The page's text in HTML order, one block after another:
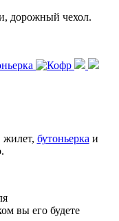
дорожный чехол.
жилет, бутоньерка и
вы его будете